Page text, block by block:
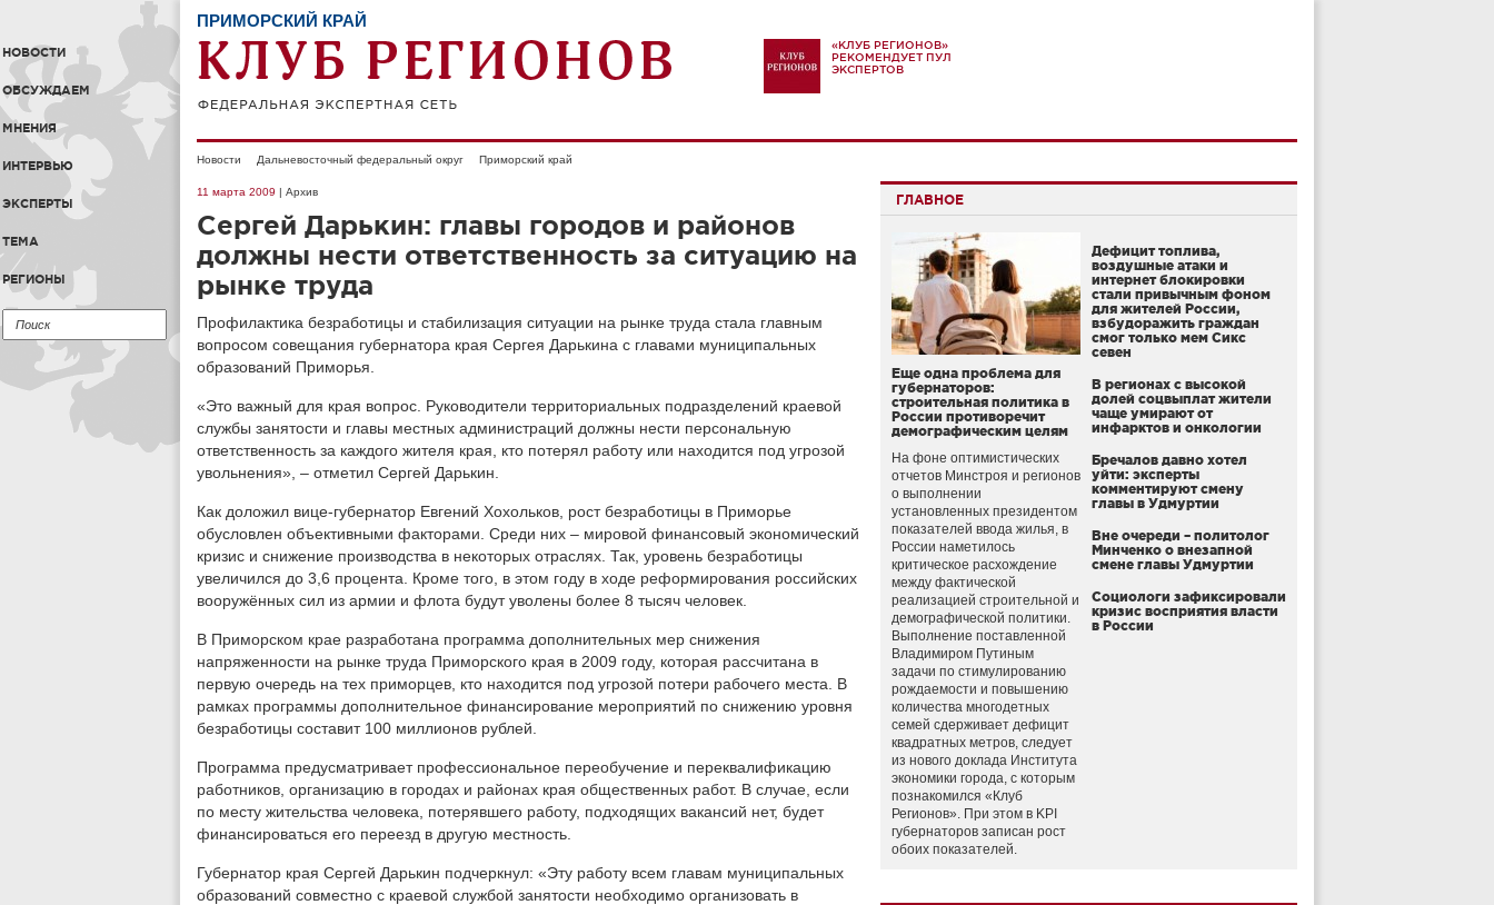
НОВОСТИ
ОБСУЖДАЕМ
МНЕНИЯ
ИНТЕРВЬЮ
ЭКСПЕРТЫ
ТЕМА
РЕГИОНЫ
ПРИМОРСКИЙ КРАЙ
«КЛУБ РЕГИОНОВ»
РЕКОМЕНДУЕТ ПУЛ
ЭКСПЕРТОВ
Новости Дальневосточный федеральный округ Приморский край
11 марта 2009 | Архив
Сергей Дарькин: главы городов и районов
должны нести ответственность за ситуацию на
рынке труда
Профилактика безработицы и стабилизация ситуации на рынке труда стала главным
вопросом совещания губернатора края Сергея Дарькина с главами муниципальных
образований Приморья.
«Это важный для края вопрос. Руководители территориальных подразделений краевой
службы занятости и главы местных администраций должны нести персональную
ответственность за каждого жителя края, кто потерял работу или находится под угрозой
увольнения», – отметил Сергей Дарькин.
Как доложил вице-губернатор Евгений Хохольков, рост безработицы в Приморье
обусловлен объективными факторами. Среди них – мировой финансовый экономический
кризис и снижение производства в некоторых отраслях. Так, уровень безработицы
увеличился до 3,6 процента. Кроме того, в этом году в ходе реформирования российских
вооружённых сил из армии и флота будут уволены более 8 тысяч человек.
В Приморском крае разработана программа дополнительных мер снижения
напряженности на рынке труда Приморского края в 2009 году, которая рассчитана в
первую очередь на тех приморцев, кто находится под угрозой потери рабочего места. В
рамках программы дополнительное финансирование мероприятий по снижению уровня
безработицы составит 100 миллионов рублей.
Программа предусматривает профессиональное переобучение и переквалификацию
работников, организацию в городах и районах края общественных работ. В случае, если
по месту жительства человека, потерявшего работу, подходящих вакансий нет, будет
финансироваться его переезд в другую местность.
Губернатор края Сергей Дарькин подчеркнул: «Эту работу всем главам муниципальных
образований совместно с краевой службой занятости необходимо организовать в
ГЛАВНОЕ
Еще одна проблема для
губернаторов:
строительная политика в
России противоречит
демографическим целям
На фоне оптимистических
отчетов Минстроя и регионов
о выполнении
установленных президентом
показателей ввода жилья, в
России наметилось
критическое расхождение
между фактической
реализацией строительной и
демографической политики.
Выполнение поставленной
Владимиром Путиным
задачи по стимулированию
рождаемости и повышению
количества многодетных
семей сдерживает дефицит
квадратных метров, следует
из нового доклада Института
экономики города, с которым
познакомился «Клуб
Регионов». При этом в KPI
губернаторов записан рост
обоих показателей.
Дефицит топлива,
воздушные атаки и
интернет блокировки
стали привычным фоном
для жителей России,
взбудоражить граждан
смог только мем Сикс
севен
В регионах с высокой
долей соцвыплат жители
чаще умирают от
инфарктов и онкологии
Бречалов давно хотел
уйти: эксперты
комментируют смену
главы в Удмуртии
Вне очереди – политолог
Минченко о внезапной
смене главы Удмуртии
Социологи зафиксировали
кризис восприятия власти
в России